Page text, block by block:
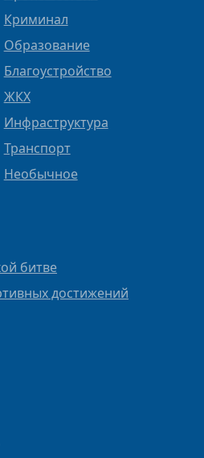
Криминал
Образование
Благоустройство
ЖКХ
Инфраструктура
Транспорт
Необычное
битве
достижений